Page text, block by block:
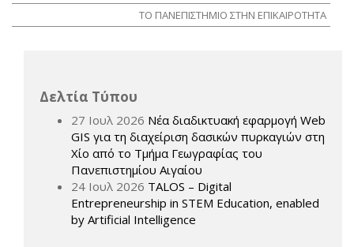
ΤΟ ΠΑΝΕΠΙΣΤΗΜΙΟ ΣΤΗΝ ΕΠΙΚΑΙΡΟΤΗΤΑ
Δελτία Τύπου
27 Ιουλ 2026 Νέα διαδικτυακή εφαρμογή Web
GIS για τη διαχείριση δασικών πυρκαγιών στη
Χίο από το Τμήμα Γεωγραφίας του
Πανεπιστημίου Αιγαίου
24 Ιουλ 2026 TALOS – Digital
Entrepreneurship in STEM Education, enabled
by Artificial Intelligence